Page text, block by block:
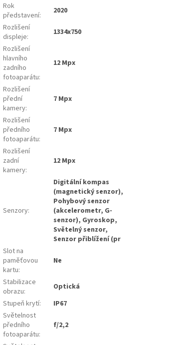
Rok
představení:
2020
Rozlišení
displeje:
1334x750
Rozlišení
hlavního
zadního
fotoaparátu:
12 Mpx
Rozlišení
přední
kamery:
7 Mpx
Rozlišení
předního
fotoaparátu:
7 Mpx
Rozlišení
zadní
kamery:
12 Mpx
Senzory:
Digitální kompas
(magnetický senzor),
Pohybový senzor
(akcelerometr, G-
senzor), Gyroskop,
Světelný senzor,
Senzor přiblížení (pr
Slot na
paměťovou
kartu:
Ne
Stabilizace
obrazu:
Optická
Stupeň krytí:
IP67
Světelnost
předního
fotoaparátu:
f/2,2